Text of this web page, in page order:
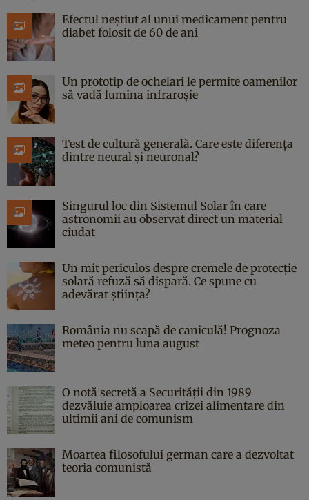
Efectul neștiut al unui medicament pentru
diabet folosit de 60 de ani
Un prototip de ochelari le permite oamenilor
să vadă lumina infraroșie
Test de cultură generală. Care este diferența
dintre neural și neuronal?
Singurul loc din Sistemul Solar în care
astronomii au observat direct un material
ciudat
Un mit periculos despre cremele de protecție
solară refuză să dispară. Ce spune cu
adevărat știința?
România nu scapă de caniculă! Prognoza
meteo pentru luna august
O notă secretă a Securității din 1989
dezvăluie amploarea crizei alimentare din
ultimii ani de comunism
Moartea filosofului german care a dezvoltat
teoria comunistă